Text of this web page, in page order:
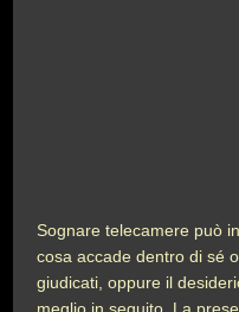
Sognare telecamere può
cosa accade dentro di sé
giudicati, oppure il